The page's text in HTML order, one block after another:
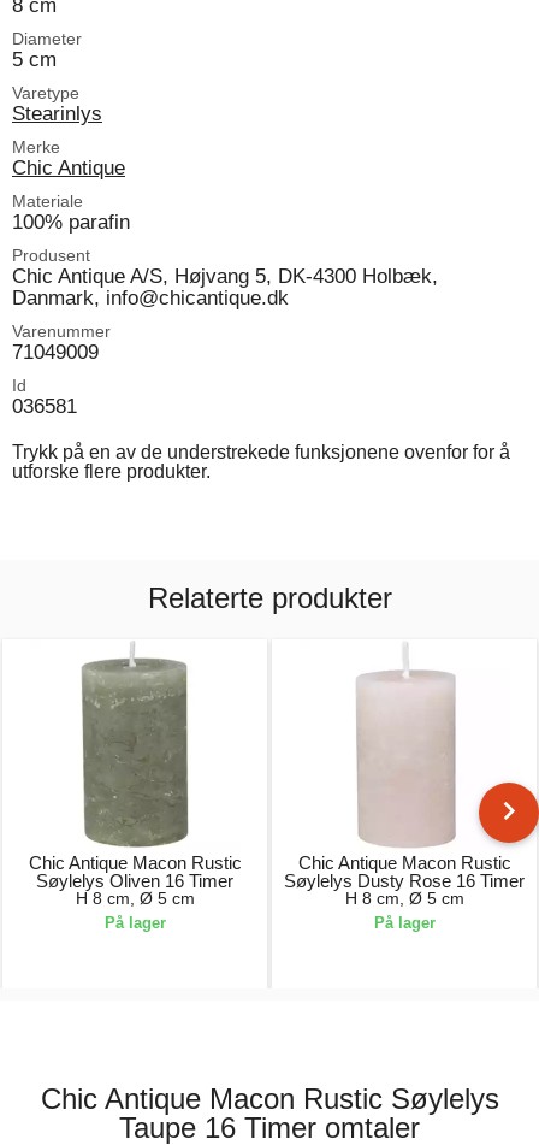
8 cm
Diameter
5 cm
Varetype
Stearinlys
Merke
Chic Antique
Materiale
100% parafin
Produsent
Chic Antique A/S, Højvang 5, DK-4300 Holbæk,
Danmark, info@chicantique.dk
Varenummer
71049009
Id
036581
Trykk på en av de understrekede funksjonene ovenfor for å
utforske flere produkter.
Relaterte produkter
Chic Antique Macon Rustic
Søylelys Oliven 16 Timer
H 8 cm, Ø 5 cm
På lager
Chic Antique Macon Rustic
Søylelys Dusty Rose 16 Timer
H 8 cm, Ø 5 cm
På lager
Chic Antique Macon Rustic Søylelys
Taupe 16 Timer omtaler